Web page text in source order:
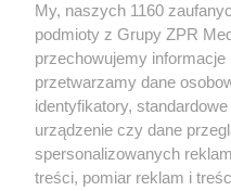
Żaden utwór zamieszczony w
rozpowszechniany lub dalej
tym także elektroniczny lub
eksploatacji w jakiejkolwiek
Internecie bez pisemnej zgody
wykorzystanie utworów w
tzn. bez właściwej zgody, jest
ścigane prawnie.
My, naszych 1160
podmioty z Grupy ZPR
przechowujemy informacje
przetwarzamy dane
identyfikatory,
urządzenie czy dane
spersonalizowanych
treści, pomiar reklam i